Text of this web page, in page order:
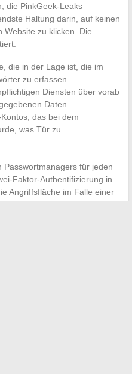
die PinkGeek-Leaks
Haltung darin, auf keinen
Website zu klicken. Die
die in der Lage ist, die im
zu erfassen.
Diensten über vorab
Daten.
das bei dem
was Tür zu
Passwortmanagers für jeden
Faktor-Authentifizierung in
Angriffsfläche im Falle einer